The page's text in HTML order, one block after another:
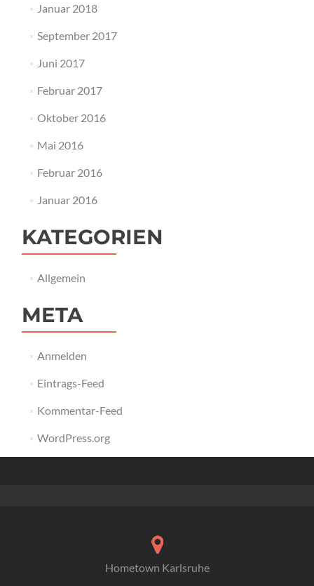
Januar 2018
September 2017
Juni 2017
Februar 2017
Oktober 2016
Mai 2016
Februar 2016
Januar 2016
KATEGORIEN
Allgemein
META
Anmelden
Eintrags-Feed
Kommentar-Feed
WordPress.org
Hometown Karlsruhe